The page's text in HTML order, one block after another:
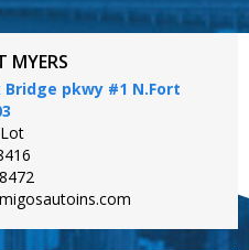
MYERS
Bridge pkwy #1 N.Fort